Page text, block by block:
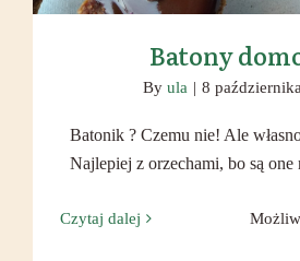
Batony
By ula | 8
Batonik ? Czemu nie! Ale
Najlepiej z orzechami, bo są
Czytaj dalej